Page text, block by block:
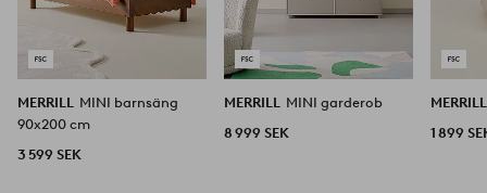
MERRILL
MINI barnsäng
90x200 cm
3 599 SEK
MERRILL
MINI garderob
8 999 SEK
1 899